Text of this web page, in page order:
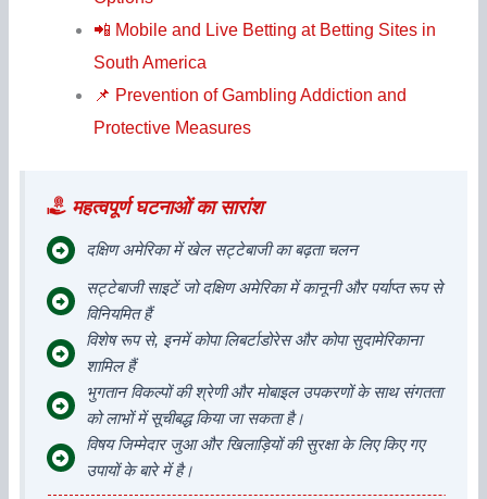
📲 Mobile and Live Betting at Betting Sites in
South America
📌 Prevention of Gambling Addiction and
Protective Measures
महत्वपूर्ण घटनाओं का सारांश
दक्षिण अमेरिका में खेल सट्टेबाजी का बढ़ता चलन
सट्टेबाजी साइटें जो दक्षिण अमेरिका में कानूनी और पर्याप्त रूप से
विनियमित हैं
विशेष रूप से, इनमें कोपा लिबर्टाडोरेस और कोपा सुदामेरिकाना
शामिल हैं
भुगतान विकल्पों की श्रेणी और मोबाइल उपकरणों के साथ संगतता
को लाभों में सूचीबद्ध किया जा सकता है।
विषय जिम्मेदार जुआ और खिलाड़ियों की सुरक्षा के लिए किए गए
उपायों के बारे में है।